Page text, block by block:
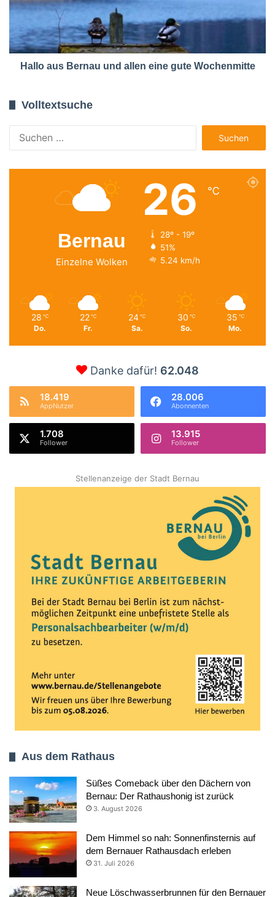
Hallo aus Bernau und allen eine gute Wochenmitte
Volltextsuche
nach:
Bernau
Einzelne Wolken
26 ℃
28º - 19º
51%
5.24 km/h
28 ℃
Do.
22 ℃
Fr.
24 ℃
Sa.
30 ℃
So.
35 ℃
Mo.
Danke dafür! 62.048
18.419
AppNutzer
28.006
Abonnenten
1.708
Follower
13.915
Follower
Stellenanzeige der Stadt Bernau
Aus dem Rathaus
Süßes Comeback über den Dächern von
Bernau: Der Rathaushonig ist zurück
3. August 2026
Dem Himmel so nah: Sonnenfinsternis auf
dem Bernauer Rathausdach erleben
31. Juli 2026
Neue Löschwasserbrunnen für den Bernauer